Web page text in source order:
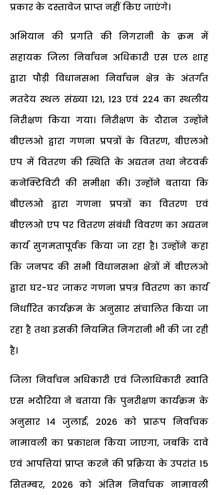
प्रकार के दस्तावेज प्राप्त नहीं किए जाएंगे।
अभियान की प्रगति की निगरानी के क्रम में
सहायक जिला निर्वाचन अधिकारी एस एल शाह
द्वारा पौड़ी विधानसभा निर्वाचन क्षेत्र के अंतर्गत
मतदेय स्थल संख्या 121, 123 एवं 224 का स्थलीय
निरीक्षण किया गया। निरीक्षण के दौरान उन्होंने
बीएलओ द्वारा गणना प्रपत्रों के वितरण, बीएलओ
एप में वितरण की स्थिति के अद्यतन तथा नेटवर्क
कनेक्टिविटी की समीक्षा की। उन्होंने बताया कि
बीएलओ द्वारा गणना प्रपत्रों का वितरण एवं
बीएलओ एप पर वितरण संबंधी विवरण का अद्यतन
कार्य सुगमतापूर्वक किया जा रहा है। उन्होंने कहा
कि जनपद की सभी विधानसभा क्षेत्रों में बीएलओ
द्वारा घर-घर जाकर गणना प्रपत्र वितरण का कार्य
निर्धारित कार्यक्रम के अनुसार संचालित किया जा
रहा है तथा इसकी नियमित निगरानी भी की जा रही
है।
जिला निर्वाचन अधिकारी एवं जिलाधिकारी स्वाति
एस भदौरिया ने बताया कि पुनरीक्षण कार्यक्रम के
अनुसार 14 जुलाई, 2026 को प्रारूप निर्वाचक
नामावली का प्रकाशन किया जाएगा, जबकि दावे
एवं आपत्तियां प्राप्त करने की प्रक्रिया के उपरांत 15
सितम्बर, 2026 को अंतिम निर्वाचक नामावली